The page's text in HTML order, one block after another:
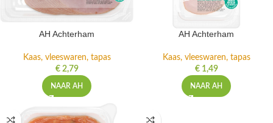
AH Achterham
Kaas, vleeswaren, tapas
€2,79
NAAR AH
AH Achterham
Kaas, vleeswaren, tapas
€1,49
NAAR AH